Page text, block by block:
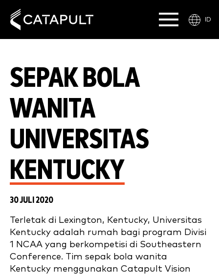
ID
SEPAK BOLA
WANITA
UNIVERSITAS
KENTUCKY
30 JULI 2020
Terletak di Lexington, Kentucky, Universitas
Kentucky adalah rumah bagi program Divisi
1 NCAA yang berkompetisi di Southeastern
Conference. Tim sepak bola wanita
Kentucky menggunakan Catapult Vision